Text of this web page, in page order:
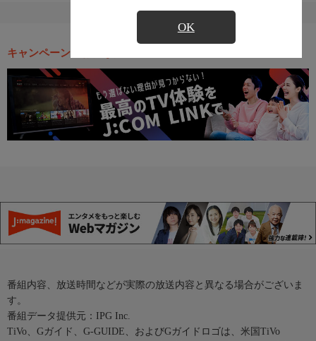
OK
キャンペーン・お得な情報
番組内容、放送時間などが実際の放送内容と異なる場合がございま
す。
番組データ提供元：IPG Inc.
TiVo、Gガイド、G-GUIDE、およびGガイドロゴは、米国TiVo